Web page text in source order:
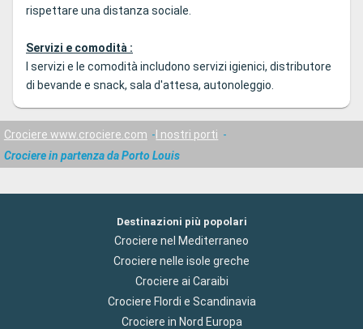
rispettare una distanza sociale.
Servizi e comodità :
I servizi e le comodità includono servizi igienici, distributore
di bevande e snack, sala d'attesa, autonoleggio.
Crociere www.crociere.com
I nostri porti
Crociere in partenza da Porto Louis
Destinazioni più popolari
Crociere nel Mediterraneo
Crociere nelle isole greche
Crociere ai Caraibi
Crociere Flordi e Scandinavia
Crociere in Nord Europa